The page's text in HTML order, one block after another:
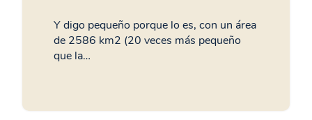
Y digo pequeño porque lo es, con un área
de 2586 km2 (20 veces más pequeño
que la…